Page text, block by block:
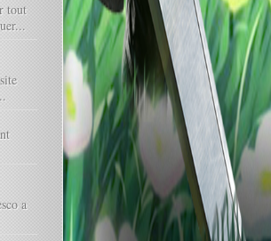
tout
a